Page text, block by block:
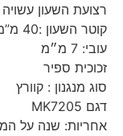
רצועת השעון
קוטר השעון :40 מ”מ
עובי: 7 מ״מ
זכוכית ספיר
סוג מנגנון : קוורץ
דגם MK7205
אחריות: שנה על